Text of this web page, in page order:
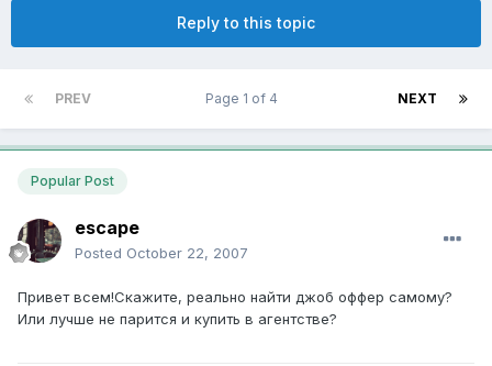
Reply to this topic
PREV NEXT
Page 1 of 4
Popular Post
escape
Posted October 22, 2007
Привет всем!Скажите, реально найти джоб оффер самому?
Или лучше не парится и купить в агентстве?